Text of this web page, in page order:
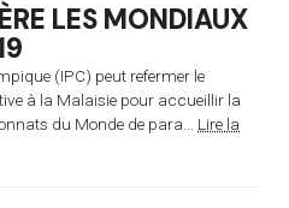
LES MONDIAUX
(IPC) peut refermer le
à la Malaisie pour accueillir la
du Monde de para... Lire la